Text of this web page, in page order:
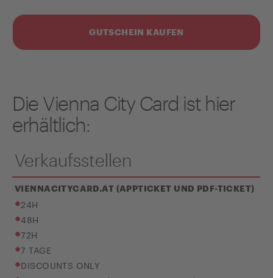
GUTSCHEIN KAUFEN
Die Vienna City Card ist hier
erhältlich:
Verkaufsstellen
VIENNACITYCARD.AT (APPTICKET UND PDF-TICKET)
24H
48H
72H
7 TAGE
DISCOUNTS ONLY